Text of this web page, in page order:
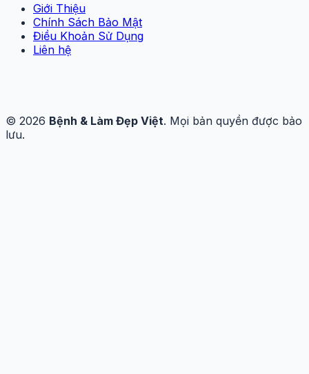
Giới Thiệu
Chính Sách Bảo Mật
Điều Khoản Sử Dụng
Liên hệ
© 2026 Bệnh & Làm Đẹp Việt. Mọi bản quyền được bảo
lưu.